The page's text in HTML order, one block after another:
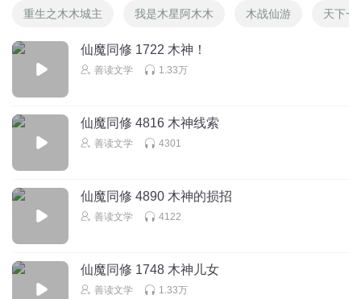
重生之木木城主 我是木星阿木木 木战仙游 天下一
仙魔同修 1722 木神！
善读文学 1.33万
仙魔同修 4816 木神线索
善读文学 4301
仙魔同修 4890 木神的损招
善读文学 4122
仙魔同修 1748 木神儿女
善读文学 1.33万